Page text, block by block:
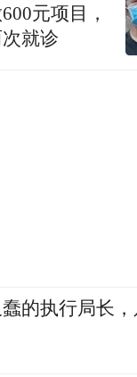
元项目，
就诊
的执行局长